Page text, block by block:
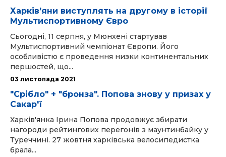
Харків’яни виступлять на другому в історії
Мультиспортивному Євро
Сьогодні, 11 серпня, у Мюнхені стартував
Мультиспортивний чемпіонат Європи. Його
особливістю є проведення низки континентальних
першостей, що...
03 листопада 2021
"Срібло" + "бронза". Попова знову у призах у
Сакар'ї
Харків'янка Ірина Попова продовжує збирати
нагороди рейтингових перегонів з маунтинбайку у
Туреччині. 27 жовтня харківська велосипедистка
брала...